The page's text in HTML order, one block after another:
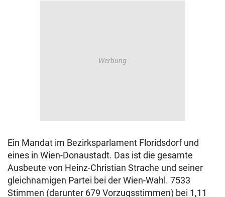
Ein Mandat im Bezirksparlament Floridsdorf und
eines in Wien-Donaustadt. Das ist die gesamte
Ausbeute von Heinz-Christian Strache und seiner
gleichnamigen Partei bei der Wien-Wahl. 7533
Stimmen (darunter 679 Vorzugsstimmen) bei 1,11